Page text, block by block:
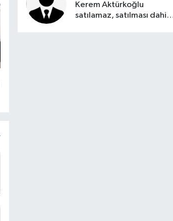
Kerem Aktürkoğlu
satılamaz, satılması dahi